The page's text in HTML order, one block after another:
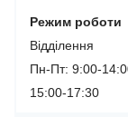
Режим роботи
Відділення
Пн-Пт: 9:00-
15:00-17:30